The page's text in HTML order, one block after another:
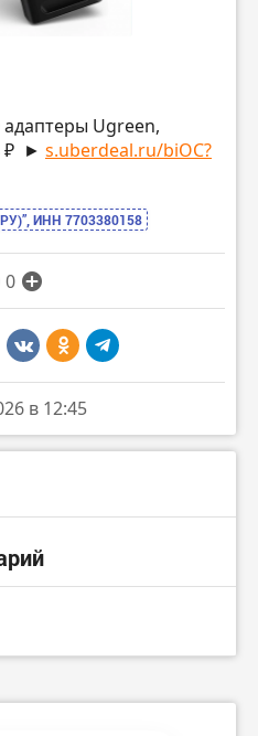
адаптеры Ugreen,
₽ ► s.uberdeal.ru/biOC?
ИНН 7703380158
0
в 12:45